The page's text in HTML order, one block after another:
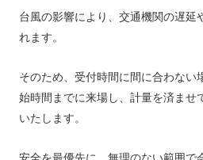
台風の影響により、交通機関の遅延
れます。
そのため、受付時間に間に合わない
始時間までに来場し、計量を済ませ
いたします。
安全を最優先に、無理のない範囲で